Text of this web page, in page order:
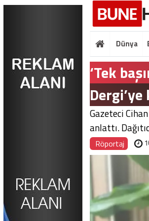
Dünya
‘Tek
Gazeteci
anlattı.
Röportaj